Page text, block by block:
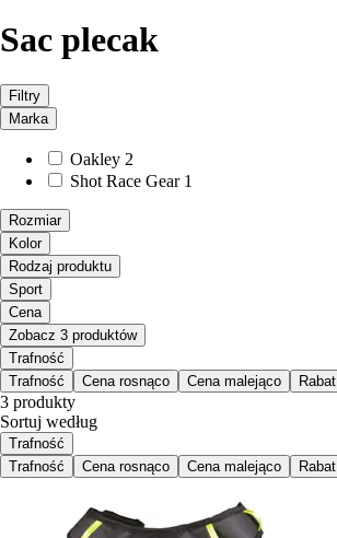
Sac plecak
Filtry
Marka
Oakley 2
Shot Race Gear 1
Rozmiar
Kolor
Rodzaj produktu
Sport
Cena
Zobacz 3 produktów
Trafność
Trafność
Cena rosnąco Cena malejąco Rabat
3 produkty
Sortuj według
Trafność
Trafność
Cena rosnąco Cena malejąco Rabat